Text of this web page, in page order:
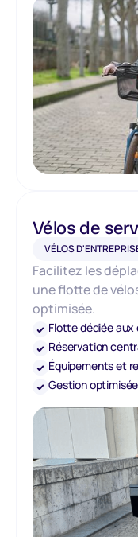
Vélos de
VÉLOS
Facilitez les
une flotte de
optimisée.
Flotte dédiée
Réservation
Équipements et
Gestion optimisée